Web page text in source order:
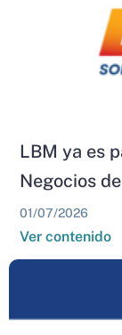
LBM ya es
Negocios
01/07/2026
Ver contenido